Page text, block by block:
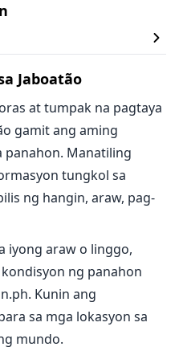
Jaboatão
at tumpak na pagtaya
gamit ang aming
panahon. Manatiling
tungkol sa
ng hangin, araw, pag-
iyong araw o linggo,
ng panahon
Kunin ang
sa mga lokasyon sa
mundo.